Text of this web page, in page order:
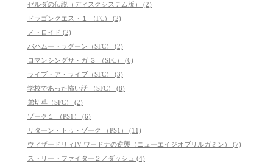
ゼルダの伝説（ディスクシステム版） (2)
ドラゴンクエスト１ （FC） (2)
メトロイド (2)
バハムートラグーン（SFC） (2)
ロマンシングサ・ガ ３ （SFC） (6)
ライブ・ア・ライブ（SFC） (3)
学校であった怖い話 （SFC） (8)
弟切草（SFC） (2)
ゾーク１ （PS1） (6)
リターン・トゥ・ゾーク （PS1） (11)
ウィザードリィIV ワードナの逆襲（ニューエイジオブリルガミン） (7)
ストリートファイター２／ダッシュ (4)